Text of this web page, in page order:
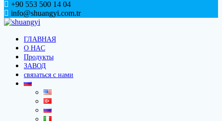
+90 553 500 14 04
info@shuangyi.com.tr
ГЛАВНАЯ
O HAC
Продукты
ЗАВОД
связаться с нами